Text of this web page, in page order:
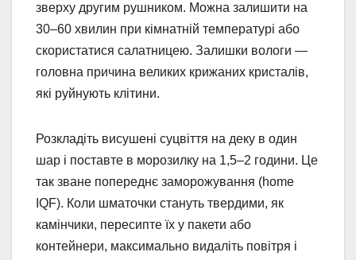
зверху другим рушником. Можна залишити на
30–60 хвилин при кімнатній температурі або
скористатися салатницею. Залишки вологи —
головна причина великих крижаних кристалів,
які руйнують клітини.
Розкладіть висушені суцвіття на деку в один
шар і поставте в морозилку на 1,5–2 години. Це
так зване попереднє заморожування (home
IQF). Коли шматочки стануть твердими, як
камінчики, пересипте їх у пакети або
контейнери, максимально видаліть повітря і